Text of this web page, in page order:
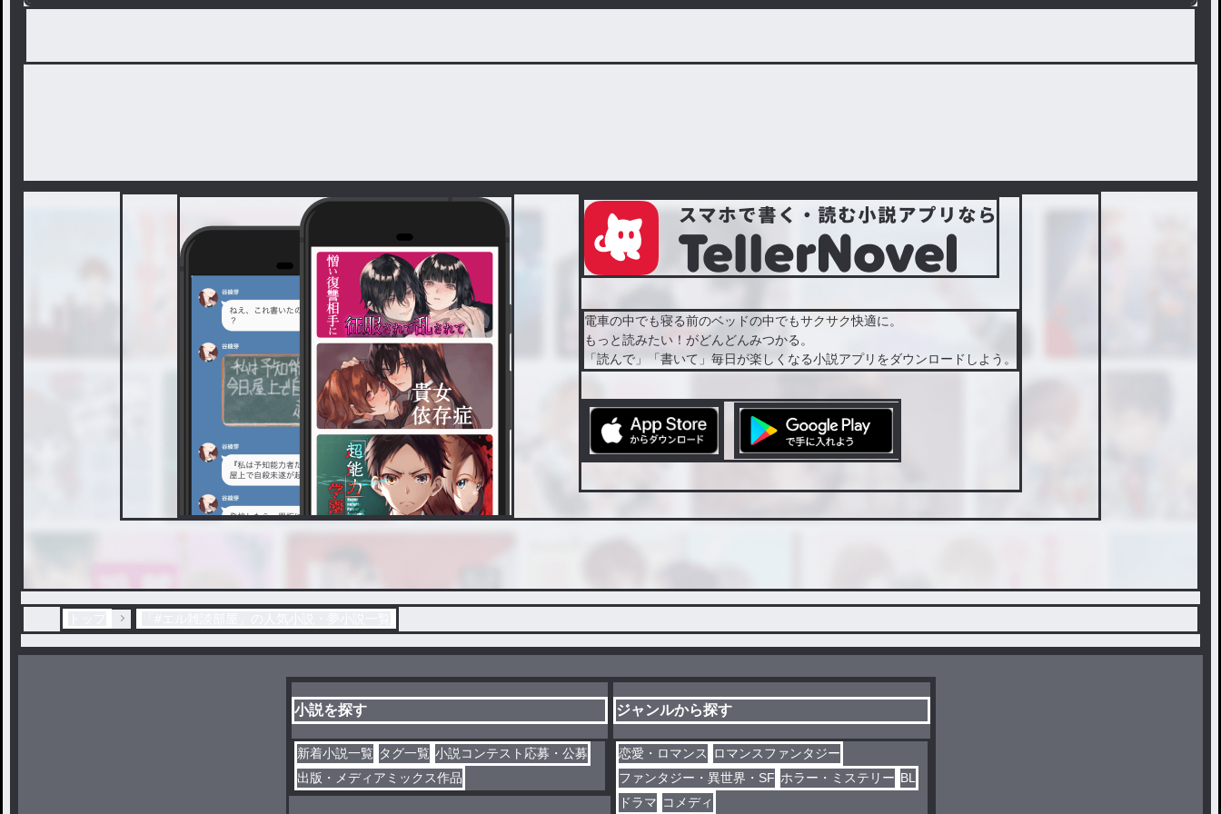
電車の中でも寝る前のベッドの中でもサクサク快適に。
もっと読みたい！がどんどんみつかる。
「読んで」「書いて」毎日が楽しくなる小説アプリをダウンロードしよう。
小説を探す
新着小説一覧 タグ一覧 小説コンテスト応募・公募
出版・メディアミックス作品
ジャンルから探す
恋愛・ロマンス
ロマンスファンタジー
ファンタジー・異世界・SF ホラー・ミステリー BL
ドラマ コメディ